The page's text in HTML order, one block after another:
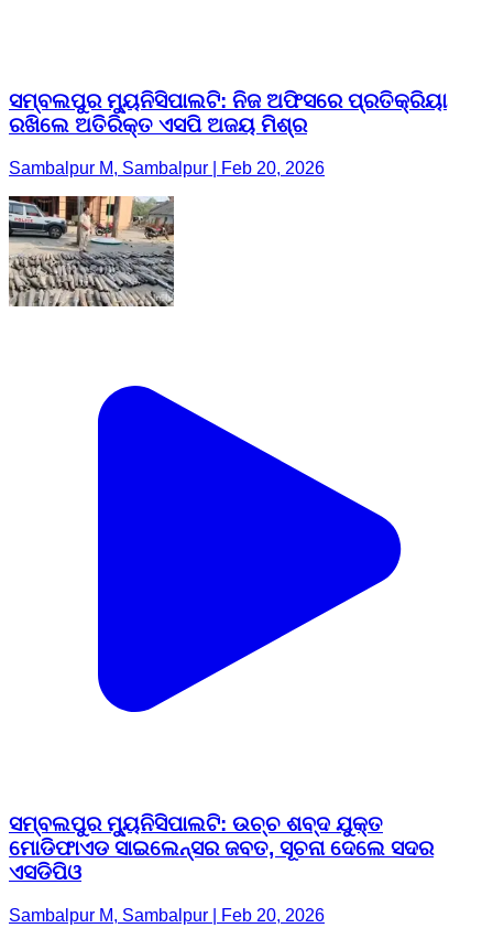
ସମ୍ବଲପୁର ମ୍ୟୁନିସିପାଲଟି: ନିଜ ଅଫିସରେ ପ୍ରତିକ୍ରିୟା
ରଖିଲେ ଅତିରିକ୍ତ ଏସପି ଅଜୟ ମିଶ୍ର
Sambalpur M, Sambalpur | Feb 20, 2026
ସମ୍ବଲପୁର ମ୍ୟୁନିସିପାଲଟି: ଉଚ୍ଚ ଶବ୍ଦ ଯୁକ୍ତ
ମୋଡିଫାଏଡ ସାଇଲେନ୍ସର ଜବତ, ସୂଚନା ଦେଲେ ସଦର
ଏସଡିପିଓ
Sambalpur M, Sambalpur | Feb 20, 2026